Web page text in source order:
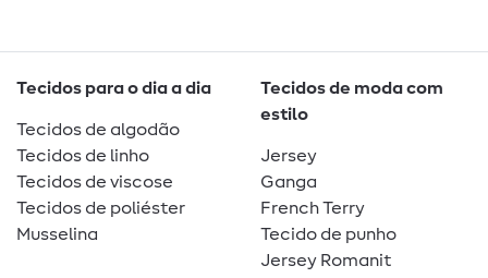
Tecidos para o dia a dia
Tecidos de algodão
Tecidos de linho
Tecidos de viscose
Tecidos de poliéster
Musselina
Tecidos de moda com
estilo
Jersey
Ganga
French Terry
Tecido de punho
Jersey Romanit